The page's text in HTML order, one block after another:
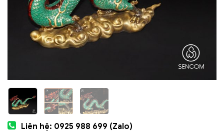
Liên hệ: 0925 988 699 (Zalo)